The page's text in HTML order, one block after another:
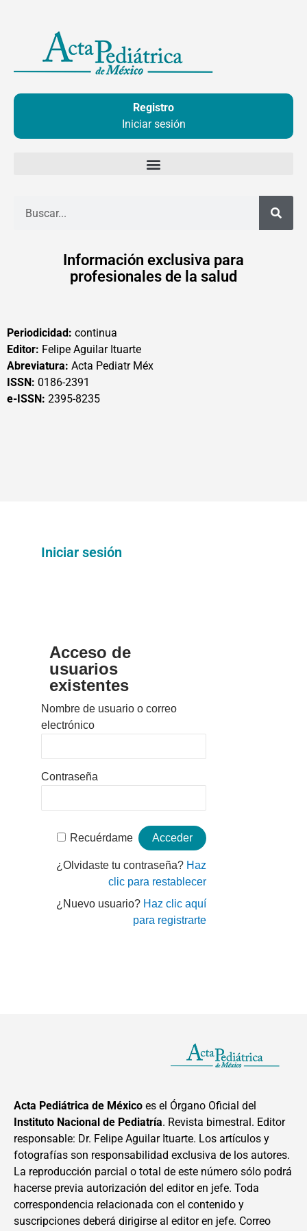
contenido
Registro
Iniciar sesión
Información exclusiva para
profesionales de la salud
Periodicidad: continua
Editor: Felipe Aguilar Ituarte
Abreviatura: Acta Pediatr Méx
ISSN: 0186-2391
e-ISSN: 2395-8235
Iniciar sesión
Acceso de
usuarios
existentes
Nombre de usuario o correo
electrónico
Contraseña
Recuérdame
¿Olvidaste tu contraseña? Haz
clic para restablecer
¿Nuevo usuario? Haz clic aquí
para registrarte
Acta Pediátrica de México es el Órgano Oficial del
Instituto Nacional de Pediatría. Revista bimestral. Editor
responsable: Dr. Felipe Aguilar Ituarte. Los artículos y
fotografías son responsabilidad exclusiva de los autores.
La reproducción parcial o total de este número sólo podrá
hacerse previa autorización del editor en jefe. Toda
correspondencia relacionada con el contenido y
suscripciones deberá dirigirse al editor en jefe. Correo